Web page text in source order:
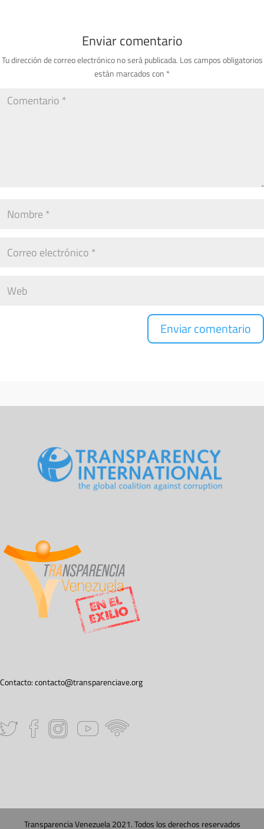
Enviar comentario
Tu dirección de correo electrónico no será publicada. Los campos obligatorios
están marcados con *
Contacto:contacto@transparenciave.org
Transparencia Venezuela 2021. Todos los derechos reservados